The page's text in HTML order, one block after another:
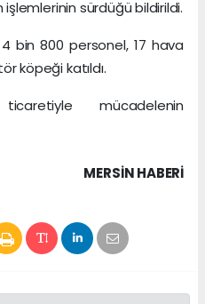
işlemlerinin sürdüğü bildirildi.
bin 800 personel, 17 hava
köpeği katıldı.
mücadelenin
MERSIN HABERİ